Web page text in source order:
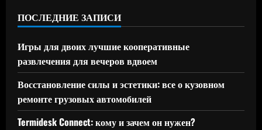
ПОСЛЕДНИЕ ЗАПИСИ
Игры для двоих лучшие кооперативные
развлечения для вечеров вдвоем
Восстановление силы и эстетики: все о кузовном
ремонте грузовых автомобилей
Termidesk Connect: кому и зачем он нужен?